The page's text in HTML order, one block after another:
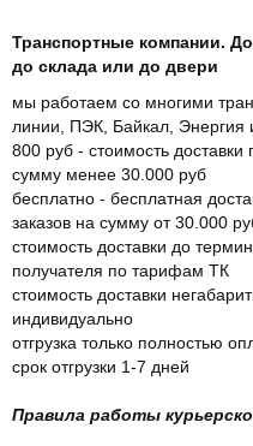
Транспортные компании.
до склада или до двери
мы работаем со многими
линии, ПЭК, Байкал, Энергия
800 руб - стоимость
сумму менее 30.000 руб
бесплатно - бесплатная
заказов на сумму от 30.000
стоимость доставки до
получателя по тарифам ТК
стоимость доставки
индивидуально
отгрузка только полностью
срок отгрузки 1-7 дней
Правила работы